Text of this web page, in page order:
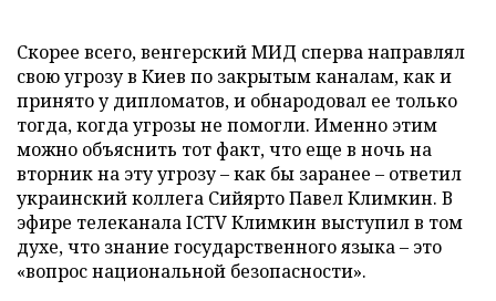
Скорее всего, венгерский МИД сперва направлял
свою угрозу в Киев по закрытым каналам, как и
принято у дипломатов, и обнародовал ее только
тогда, когда угрозы не помогли. Именно этим
можно объяснить тот факт, что еще в ночь на
вторник на эту угрозу – как бы заранее – ответил
украинский коллега Сийярто Павел Климкин. В
эфире телеканала ICTV Климкин выступил в том
духе, что знание государственного языка – это
«вопрос национальной безопасности».